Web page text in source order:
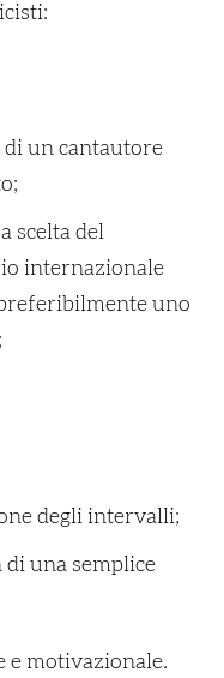
di un cantautore
scelta del
internazionale
uno
degli intervalli;
di una semplice
e motivazionale.